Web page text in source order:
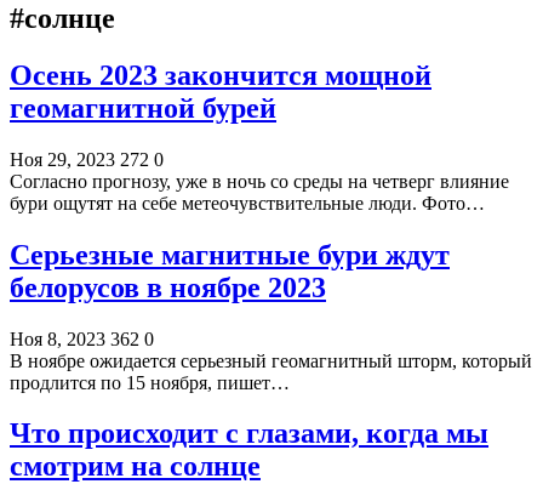
#солнце
Осень 2023 закончится мощной
геомагнитной бурей
Ноя 29, 2023 272 0
Согласно прогнозу, уже в ночь со среды на четверг влияние
бури ощутят на себе метеочувствительные люди. Фото…
Серьезные магнитные бури ждут
белорусов в ноябре 2023
Ноя 8, 2023 362 0
В ноябре ожидается серьезный геомагнитный шторм, который
продлится по 15 ноября, пишет…
Что происходит с глазами, когда мы
смотрим на солнце